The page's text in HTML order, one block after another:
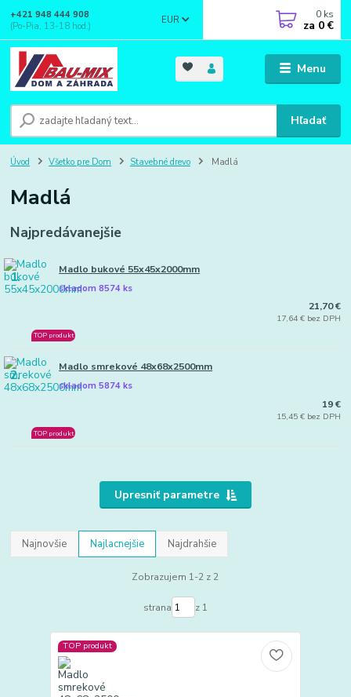
Menu
EUR
Hľadať
+421 948 444 908
(Po-Pia, 13-18 hod.)
0 ks
za 0 €
Úvod Všetko pre Dom Stavebné drevo Madlá
Madlá
Najpredávanejšie
1. Madlo bukové 55x45x2000mm
skladom 8574 ks
TOP produkt
21,70 €
17,64 € bez DPH
2. Madlo smrekové 48x68x2500mm
skladom 5874 ks
TOP produkt
19 €
15,45 € bez DPH
Upresniť parametre
Najnovšie Najlacnejšie Najdrahšie
Zobrazujem 1-2 z 2
strana z 1
TOP produkt